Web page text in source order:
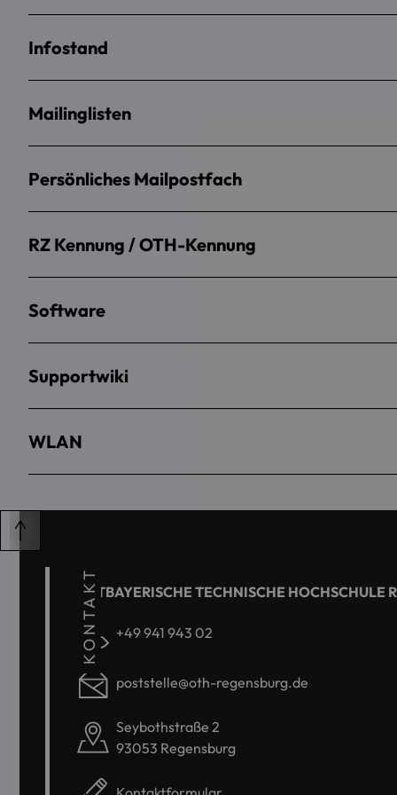
Infostand
Mailinglisten
Persönliches Mailpostfach
RZ Kennung / OTH-Kennung
Software
Supportwiki
WLAN
KONTAKT
OSTBAYERISCHE TECHNISCHE HOCHSCHULE
+49 941 943 02
poststelle@oth-regensburg.de
Seybothstraße 2
93053 Regensburg